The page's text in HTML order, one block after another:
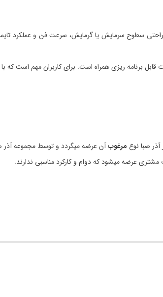
سطوح سرمایش یا گرمایش، سرعت فن و عملکرد تایمر
برنامه ریزی همراه است. برای کاربران مهم است که با
صبا نوع مرغوبآن عرضه میگردد و توسط مجموعه آذر
مشتری عرضه میشود که دوام و کارکرد مناسبی ندارند.